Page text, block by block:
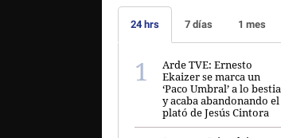
24 hrs 7 días 1 mes
Arde TVE: Ernesto
Ekaizer se marca un
‘Paco Umbral’ a lo bestia
y acaba abandonando el
plató de Jesús Cintora